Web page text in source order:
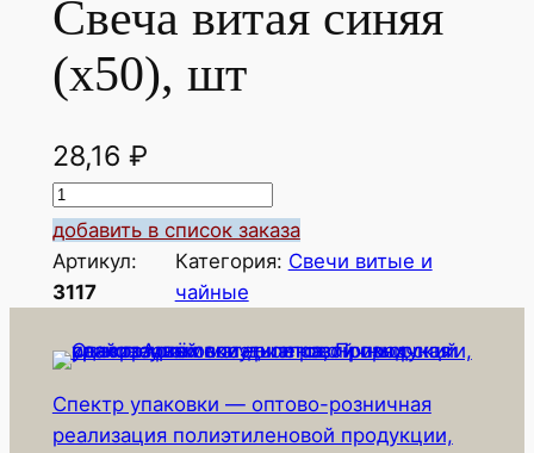
Свеча витая синяя
(х50), шт
28,16 ₽
К
о
л
и
ч
е
с
т
в
добавить в список заказа
Артикул:
3117
Категория: Свечи витые и
чайные
Спектр упаковки — оптово-розничная
реализация полиэтиленовой продукции,